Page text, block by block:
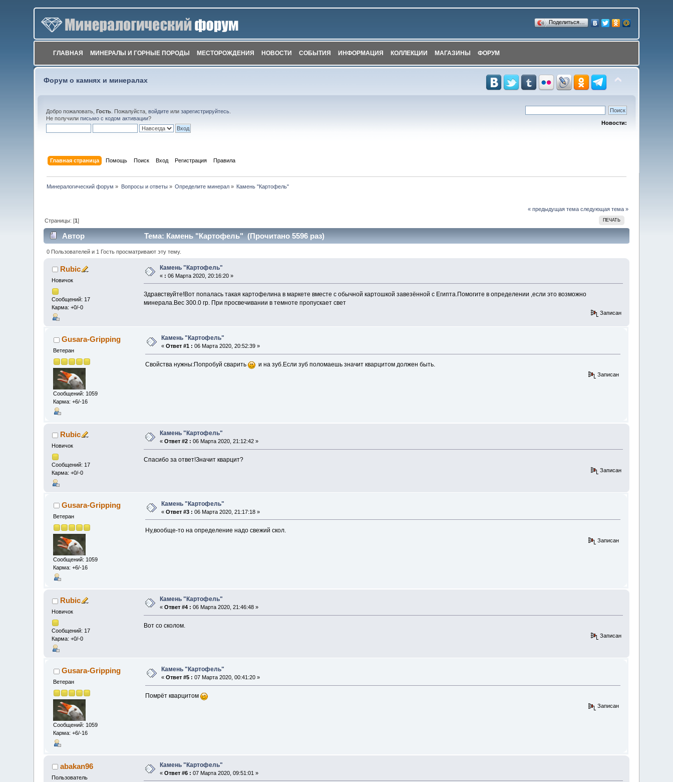
Поделиться…
ГЛАВНАЯ МИНЕРАЛЫ И ГОРНЫЕ ПОРОДЫ МЕСТОРОЖДЕНИЯ НОВОСТИ СОБЫТИЯ ИНФОРМАЦИЯ КОЛЛЕКЦИИ МАГАЗИНЫ ФОРУМ
Форум о камнях и минералах
Добро пожаловать,Гость . Пожалуйста,войдите илизарегистрируйтесь
Не получилиписьмо с кодом активации?
Новости:
Главная страница Помощь Поиск Вход Регистрация Правила
Минералогический форум » Вопросы и ответы» Определите минерал » Камень "Картофель"
« предыдущая тема следующая тема »
ПЕЧАТЬ
Страницы: [1]
Автор Тема: Камень "Картофель" (Прочитано 5596 раз)
0 Пользователей и 1 Гость просматривают эту тему.
Rubic
Новичок
Сообщений: 17
Карма: +0/-0
Камень "Картофель"
« : 06 Марта 2020, 20:16:20 »
Здравствуйте!Вот попалась такая картофелина в маркете вместе с обычной картошкой завезённой с Египта.Помогите в определении ,если это возможно
минерала.Вес 300.0 гр. При просвечивании в темноте пропускает свет
Записан
Gusara-Gripping
Ветеран
Сообщений: 1059
Карма: +6/-16
Камень "Картофель"
«Ответ #1 : 06 Марта 2020, 20:52:39 »
Свойства нужны:Попробуй сварить и на зуб.Если зуб поломаешь значит кварцитом должен быть.
Записан
Rubic
Новичок
Сообщений: 17
Карма: +0/-0
Камень "Картофель"
«Ответ #2 : 06 Марта 2020, 21:12:42 »
Спасибо за ответ!Значит кварцит?
Записан
Gusara-Gripping
Ветеран
Сообщений: 1059
Карма: +6/-16
Камень "Картофель"
«Ответ #3 : 06 Марта 2020, 21:17:18 »
Ну,вообще-то на определение надо свежий скол.
Записан
Rubic
Новичок
Сообщений: 17
Карма: +0/-0
Камень "Картофель"
«Ответ #4 : 06 Марта 2020, 21:46:48 »
Вот со сколом.
Записан
Gusara-Gripping
Ветеран
Сообщений: 1059
Карма: +6/-16
Камень "Картофель"
«Ответ #5 : 07 Марта 2020, 00:41:20 »
Помрёт кварцитом
Записан
abakan96
Пользователь
Камень "Картофель"
«Ответ #6 : 07 Марта 2020, 09:51:01 »